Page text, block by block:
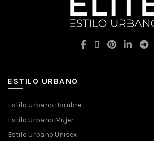
ESTILO URBANO
Estilo Urbano Hombre
Estilo Urbano Mujer
Estilo Urbano Unisex